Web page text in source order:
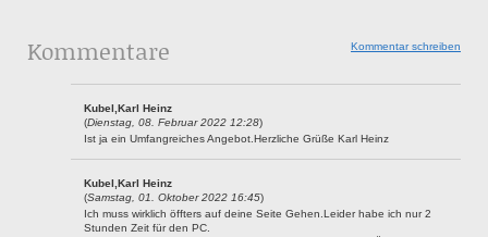
Kommentar schreiben
Kommentare
Kubel,Karl Heinz
(Dienstag, 08. Februar 2022 12:28)
Ist ja ein Umfangreiches Angebot.Herzliche Grüße Karl Heinz
Kubel,Karl Heinz
(Samstag, 01. Oktober 2022 16:45)
Ich muss wirklich öffters auf deine Seite Gehen.Leider habe ich nur 2
Stunden Zeit für den PC.